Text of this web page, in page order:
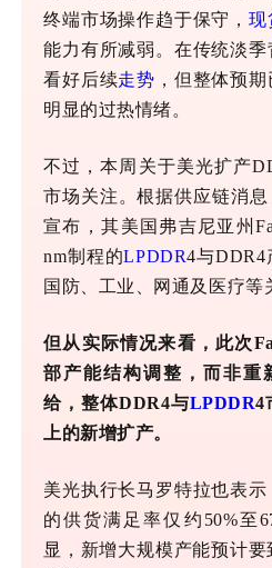
终端市场操作趋于保守，现
能力有所减弱。在传统淡
看好后续走势 ，但整体预
明显的过热情绪。
不过，本周关于美光扩产
市场关注。根据供应链消息
宣布，其美国弗吉尼亚州
nm制程的LPDDR4与DDR4
国防、工业、网通及医疗等
但从实际情况来看，此次
部产能结构调整，而非重
给，整体DDR4与LPDDR4
上的新增扩产。
美光执行长马罗特拉也表
的供货满足率仅约 50%至
显，新增大规模产能预计